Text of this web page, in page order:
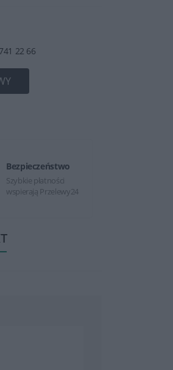
22 66
Bezpieczeństwo
Szybkie płatności
wspierają Przelewy24